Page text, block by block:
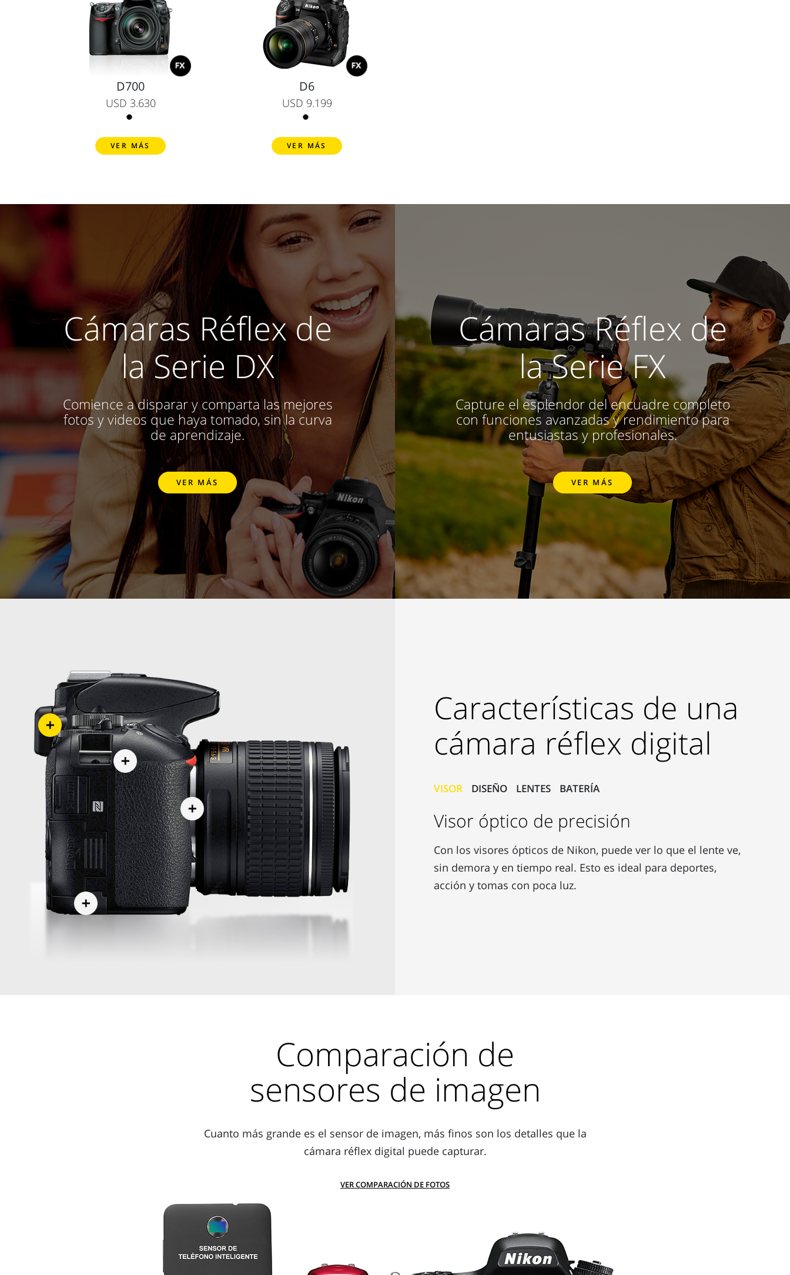
D700
USD 3.630
VER MÁS
D6
USD 9.199
VER MÁS
Cámaras Réflex de
la Serie DX
Comience a disparar y comparta las mejores
fotos y videos que haya tomado, sin la curva
de aprendizaje.
VER MÁS
Cámaras Réflex de
la Serie FX
Capture el esplendor del encuadre completo
con funciones avanzadas y rendimiento para
entusiastas y profesionales.
VER MÁS
Características de una
cámara réflex digital
VISOR DISEÑO LENTES BATERÍA
Visor óptico de precisión
Con los visores ópticos de Nikon, puede ver lo que el lente ve,
sin demora y en tiempo real. Esto es ideal para deportes,
acción y tomas con poca luz.
Comparación de
sensores de imagen
Cuanto más grande es el sensor de imagen, más finos son los detalles que la
cámara réflex digital puede capturar.
VER COMPARACIÓN DE FOTOS